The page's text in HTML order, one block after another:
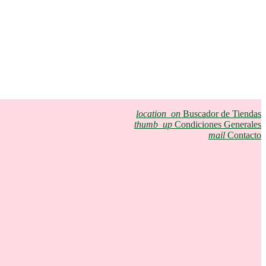
location_on Buscador de Tiendas
thumb_up Condiciones Generales
mail Contacto